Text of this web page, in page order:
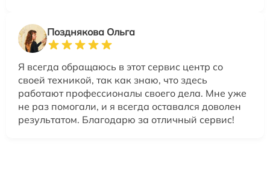
Позднякова Ольга
Я всегда обращаюсь в этот сервис центр со
своей техникой, так как знаю, что здесь
работают профессионалы своего дела. Мне уже
не раз помогали, и я всегда оставался доволен
результатом. Благодарю за отличный сервис!